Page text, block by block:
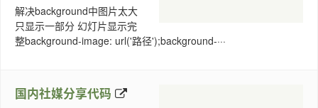
解决background中图片太大
只显示一部分 幻灯片显示完
整background-image: url('路径');background-···
国内社媒分享代码